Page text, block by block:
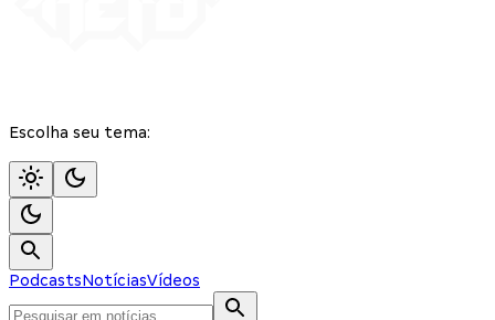
Escolha seu tema:
PodcastsNotíciasVídeos